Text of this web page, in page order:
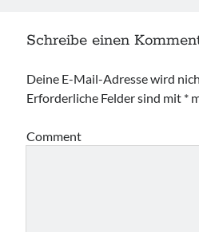
Schreibe einen
Deine E-Mail-Adresse wird
Erforderliche Felder sind mit *
Comment